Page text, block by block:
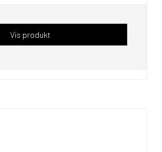
Vis produkt